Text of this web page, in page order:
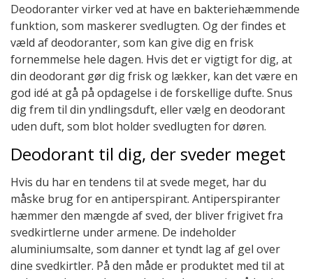
Deodoranter virker ved at have en bakteriehæmmende
funktion, som maskerer svedlugten. Og der findes et
væld af deodoranter, som kan give dig en frisk
fornemmelse hele dagen. Hvis det er vigtigt for dig, at
din deodorant gør dig frisk og lækker, kan det være en
god idé at gå på opdagelse i de forskellige dufte. Snus
dig frem til din yndlingsduft, eller vælg en deodorant
uden duft, som blot holder svedlugten for døren.
Deodorant til dig, der sveder meget
Hvis du har en tendens til at svede meget, har du
måske brug for en antiperspirant. Antiperspiranter
hæmmer den mængde af sved, der bliver frigivet fra
svedkirtlerne under armene. De indeholder
aluminiumsalte, som danner et tyndt lag af gel over
dine svedkirtler. På den måde er produktet med til at